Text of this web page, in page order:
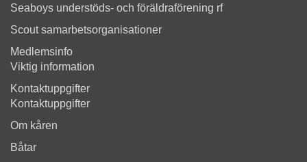
Seaboys understöds- och föräldraförening rf
Scout samarbetsorganisationer
Medlemsinfo
Viktig information
Kontaktuppgifter
Kontaktuppgifter
Om kåren
Båtar